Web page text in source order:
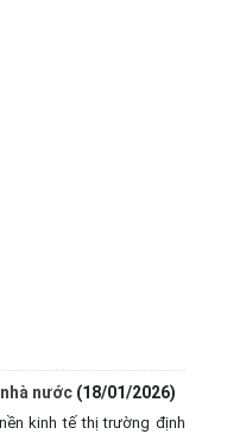
nước (18/01/2026)
kinh tế thị trường định